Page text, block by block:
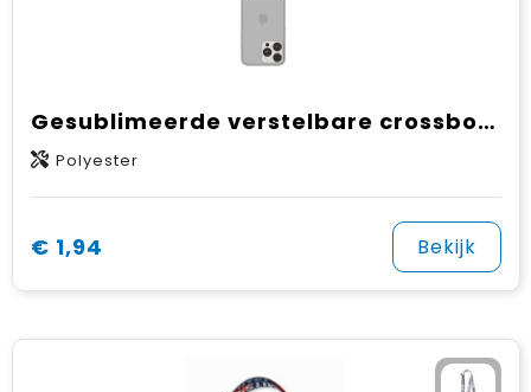
Gesublimeerde verstelbare crossbody telefoonhouder
Polyester
€ 1,94 Bekijk